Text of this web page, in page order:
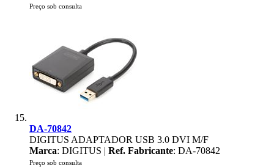
Preço sob consulta
DA-70842
DIGITUS ADAPTADOR USB 3.0 DVI M/F
Marca: DIGITUS | Ref. Fabricante: DA-70842
Preço sob consulta